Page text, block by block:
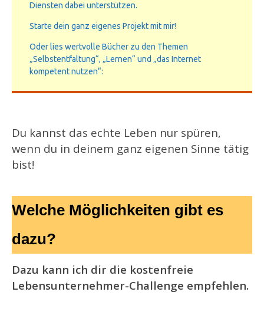
Diensten dabei unterstützen.
Starte dein ganz eigenes Projekt mit mir!
Oder lies wertvolle Bücher zu den Themen
„Selbstentfaltung“, „Lernen“ und „das Internet
kompetent nutzen“:
Du kannst das echte Leben nur spüren,
wenn du in deinem ganz eigenen Sinne tätig
bist!
Welche Möglichkeiten gibt es
dazu?
Dazu kann ich dir die kostenfreie
Lebensunternehmer-Challenge empfehlen.